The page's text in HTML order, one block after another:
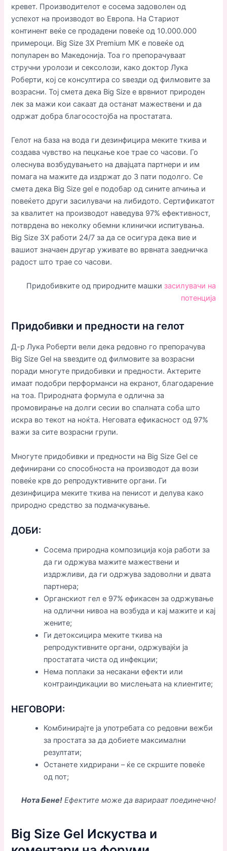
кревет. Производителот е сосема задоволен од
успехот на производот во Европа. На Стариот
континент веќе се продадени повеќе од 10.000.000
примероци. Big Size 3X Premium MK е повеќе од
популарен во Македонија. Тоа го препорачуваат
стручни уролози и сексолози, како доктор Лука
Роберти, кој се консултира со ѕвезди од филмовите за
возрасни. Тој смета дека Big Size е врвниот природен
лек за мажи кои сакаат да останат мажествени и да
одржат добра благосостојба на простатата.
Гелот на база на вода ги дезинфицира меките ткива и
создава чувство на пецкање кое трае со часови. Го
олеснува возбудувањето на двајцата партнери и им
помага на мажите да издржат до 3 пати подолго. Се
смета дека Big Size gel е подобар од сините апчиња и
повеќето други засилувачи на либидото. Сертификатот
за квалитет на производот наведува 97% ефективност,
потврдена во неколку обемни клинички испитувања.
Big Size 3X работи 24/7 за да се осигура дека вие и
вашиот значаен другар уживате во врвната заедничка
радост што трае со часови.
Придобивките од природните машки засилувачи на
потенција
Придобивки и предности на гелот
Д-р Лука Роберти вели дека редовно го препорачува
Big Size Gel на ѕвездите од филмовите за возрасни
поради многуте придобивки и предности. Актерите
имаат подобри перформанси на екранот, благодарение
на тоа. Природната формула е одлична за
промовирање на долги сесии во спалната соба што
искра во текот на ноќта. Неговата ефикасност од 97%
важи за сите возрасни групи.
Многуте придобивки и предности на Big Size Gel се
дефинирани со способноста на производот да вози
повеќе крв до репродуктивните органи. Ги
дезинфицира меките ткива на пенисот и делува како
природно средство за подмачкување.
ДОБИ:
Сосема природна композиција која работи за
да ги одржува мажите мажествени и
издржливи, да ги одржува задоволни и двата
партнера;
Органскиот гел е 97% ефикасен за одржување
на одлични нивоа на возбуда и кај мажите и кај
жените;
Ги детоксицира меките ткива на
репродуктивните органи, одржувајќи ја
простатата чиста од инфекции;
Нема поплаки за несакани ефекти или
контраиндикации во мислењата на клиентите;
НЕГОВОРИ:
Комбинирајте ја употребата со редовни вежби
за простата за да добиете максимални
резултати;
Останете хидрирани – ќе се скршите повеќе
од пот;
Нота Бене!Ефектите може да варираат поединечно!
Big Size Gel Искуства и